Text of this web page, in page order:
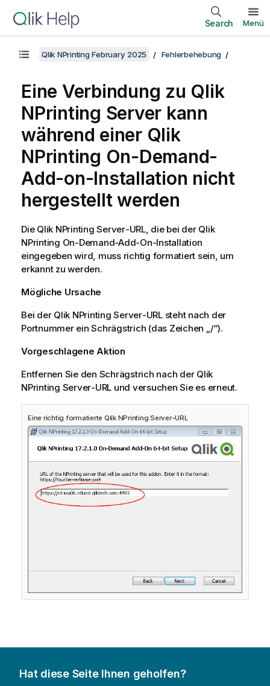
Search Menü
Qlik NPrinting February 2025 Fehlerbehebung
Eine Verbindung zu Qlik
NPrinting Server kann
während einer Qlik
NPrinting On-Demand-
Add-on-Installation nicht
hergestellt werden
Die Qlik NPrinting Server-URL, die bei der Qlik
NPrinting On-Demand-Add-On-Installation
eingegeben wird, muss richtig formatiert sein, um
erkannt zu werden.
Mögliche Ursache
Bei der Qlik NPrinting Server-URL steht nach der
Portnummer ein Schrägstrich (das Zeichen „/“).
Vorgeschlagene Aktion
Entfernen Sie den Schrägstrich nach der Qlik
NPrinting Server-URL und versuchen Sie es erneut.
Eine richtig formatierte Qlik NPrinting Server-URL
Hat diese Seite Ihnen geholfen?